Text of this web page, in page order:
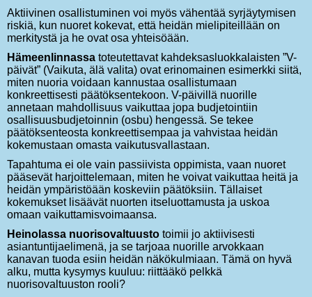
Aktiivinen osallistuminen voi myös vähentää syrjäytymisen
riskiä, kun nuoret kokevat, että heidän mielipiteillään on
merkitystä ja he ovat osa yhteisöään.
Hämeenlinnassa toteutettavat kahdeksasluokkalaisten ”V-
päivät” (Vaikuta, älä valita) ovat erinomainen esimerkki siitä,
miten nuoria voidaan kannustaa osallistumaan
konkreettisesti päätöksentekoon. V-päivillä nuorille
annetaan mahdollisuus vaikuttaa jopa budjetointiin
osallisuusbudjetoinnin (osbu) hengessä. Se tekee
päätöksenteosta konkreettisempaa ja vahvistaa heidän
kokemustaan omasta vaikutusvallastaan.
Tapahtuma ei ole vain passiivista oppimista, vaan nuoret
pääsevät harjoittelemaan, miten he voivat vaikuttaa heitä ja
heidän ympäristöään koskeviin päätöksiin. Tällaiset
kokemukset lisäävät nuorten itseluottamusta ja uskoa
omaan vaikuttamisvoimaansa.
Heinolassa nuorisovaltuusto toimii jo aktiivisesti
asiantuntijaelimenä, ja se tarjoaa nuorille arvokkaan
kanavan tuoda esiin heidän näkökulmiaan. Tämä on hyvä
alku, mutta kysymys kuuluu: riittääkö pelkkä
nuorisovaltuuston rooli?